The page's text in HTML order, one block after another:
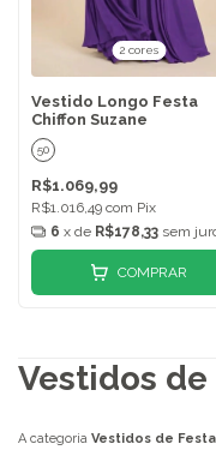
2 cores
Vestido Longo Festa
Chiffon Suzane
50
R$1.069,99
R$1.016,49 com Pix
6 x de R$178,33 sem
COMPRAR
Vestidos de
A categoria Vestidos de